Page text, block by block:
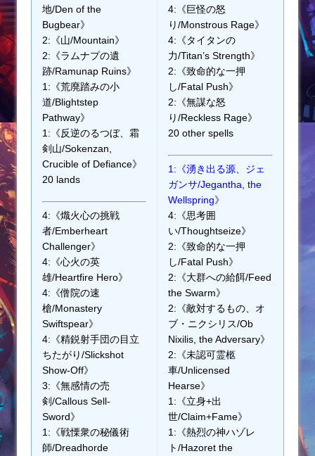
地/Den of the
Bugbear》
2:《山/Mountain》
2:《ラムナプの遺
跡/Ramunap Ruins》
1:《荒廃踏みの小
道/Blightstep
Pathway》
1:《反逆のるつぼ、霜
剣山/Sokenzan,
Crucible of Defiance》
20 lands
4:《熾火心の挑戦
者/Emberheart
Challenger》
4:《心火の英
雄/Heartfire Hero》
4:《僧院の速
槍/Monastery
Swiftspear》
4:《精鋭射手団の目立
ちたがり/Slickshot
Show-Off》
3:《無感情の売
剣/Callous Sell-
Sword》
1:《戦慄衆の秘儀術
師/Dreadhorde
4:《巨怪の怒
り/Monstrous Rage》
4:《タイタンの
力/Titan’s Strength》
2:《致命的な一押
し/Fatal Push》
2:《無謀な怒
り/Reckless Rage》
20 other spells
1:《湧き出る源、ジェ
ガンサ/Jegantha, the
Wellspring》
4:《思考囲
い/Thoughtseize》
2:《致命的な一押
し/Fatal Push》
2:《大群への給餌/Feed
the Swarm》
2:《敵対するもの、オ
ブ・ニクシリス/Ob
Nixilis, the Adversary》
2:《未認可霊柩
車/Unlicensed
Hearse》
1:《立身+出
世/Claim+Fame》
1:《熱烈の神ハゾレ
ト/Hazoret the